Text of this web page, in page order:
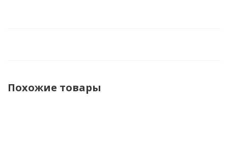
Похожие товары